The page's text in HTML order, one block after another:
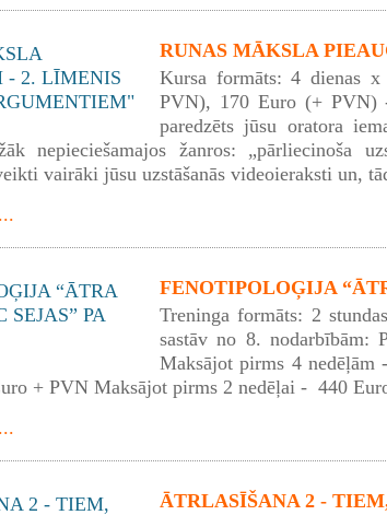
RUNAS MĀKSLA
Kursa formāts: 4 dienas
PVN), 170 Euro (+ PVN) -
paredzēts jūsu oratora
nepieciešamajos žanros: „pārliecinoša
vairāki jūsu uzstāšanās videoieraksti un,
FENOTIPOLOĢIJA
Treninga formāts: 2
sastāv no 8. nodarbībām:
Maksājot pirms 4
+ PVN Maksājot pirms 2 nedēļai - 440
ĀTRLASĪŠANA 2 -